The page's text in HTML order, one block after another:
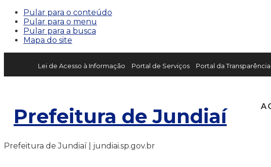
Pular para o conteúdo
Pular para o menu
Pular para a busca
Mapa do site
Lei de Acesso à Informação Portal de Serviços Portal da Transparência
Prefeitura de Jundiaí A
Prefeitura de Jundiaí | jundiai.sp.gov.br